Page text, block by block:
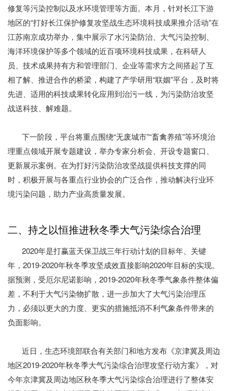
修复等污染控制以及水环境管理等方面。本月，针对长江下游
地区的“打好长江保护修复攻坚战生态环境科技成果推介活动”在
江苏南京成功举办，集中展示了水污染防治、大气污染控制、
海洋环境保护等多个领域的近百项环境科技成果，在科研人
员、技术成果持有方和管理部门、企业等需求方之间搭起了互
相了解、推进合作的桥梁，构建了产学研用“联姻”平台，及时将
先进、适用的科技成果转化应用到治污一线，为污染防治攻坚
战送科技、解难题。
下一阶段，平台将重点围绕“无废城市”“畜禽养殖”等环境治
理重点领域开展专题建设，举办专家分析会、开设专题窗口、
更新展示案例。在为打好污染防治攻坚战提供科技支撑的同
时，积极开展与各重点行业协会的广泛合作，推动解决行业环
境污染问题，助力产业高质量发展。
二、持之以恒推进秋冬季大气污染综合治理
2020年是打赢蓝天保卫战三年行动计划的目标年、关键
年，2019-2020年秋冬季攻坚成效直接影响2020年目标的实现。
据预测，受厄尔尼诺影响，2019-2020年秋冬季气象条件整体偏
差，不利于大气污染物扩散，进一步加大了大气污染治理压
力，必须以更大的力度、更实的措施抵消不利气象条件带来的
负面影响。
近日，生态环境部联合有关部门和地方发布《京津冀及周边
地区2019-2020年秋冬季大气污染综合治理攻坚行动方案》，对
今年京津冀及周边地区秋冬季大气污染综合治理进行了整体安